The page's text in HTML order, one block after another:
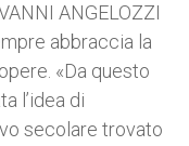
ANGELOZZI
abbraccia la
«Da questo
l’idea di
secolare trovato